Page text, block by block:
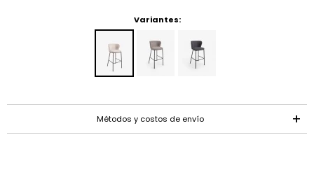
Variantes:
Métodos y costos de envío